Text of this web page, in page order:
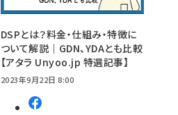
DSPとは？料金・仕組み・特徴に
ついて解説｜GDN、YDAとも比較
【アタラ Unyoo.jp 特選記事】
2023年9月22日 8:00